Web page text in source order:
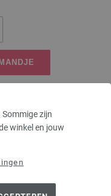
zijn
winkel en jouw